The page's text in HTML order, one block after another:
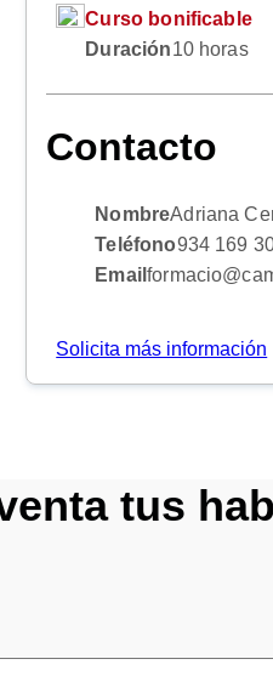
Curso bonificable
Duración10 horas
Contacto
NombreAdriana
Teléfono934 169
Email
Solicita más información
tus